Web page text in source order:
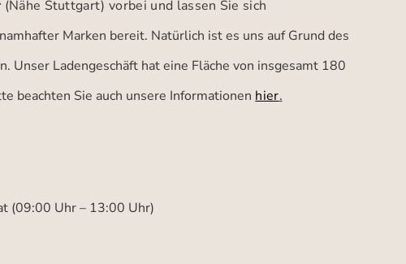
(Nähe Stuttgart) vorbei und lassen Sie sich
Marken bereit. Natürlich ist es uns auf Grund des
Ladengeschäft hat eine Fläche von insgesamt 180
beachten Sie auch unsere Informationen hier.
(09:00 Uhr – 13:00 Uhr)